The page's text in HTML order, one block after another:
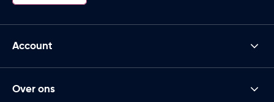
Account
Over ons